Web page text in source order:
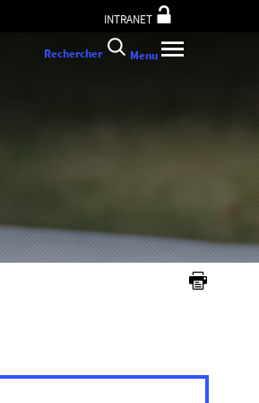
INTRANET
Rechercher Menu